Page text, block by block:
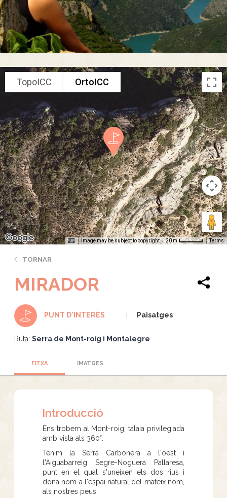
TopoICC OrtoICC
Image may be subject to copyright 20 m Terms
TORNAR
MIRADOR
PUNT D'INTERÈS Paisatges
Ruta: Serra de Mont-roig i Montalegre
FITXA IMATGES
Introducció
Ens trobem al Mont-roig, talaia privilegiada
amb vista als 360°.
Tenim la Serra Carbonera a l'oest i
l'Aiguabarreig Segre-Noguera Pallaresa,
punt en el qual s'uneixen els dos rius i
dona nom a l'espai natural del mateix nom,
als nostres peus.